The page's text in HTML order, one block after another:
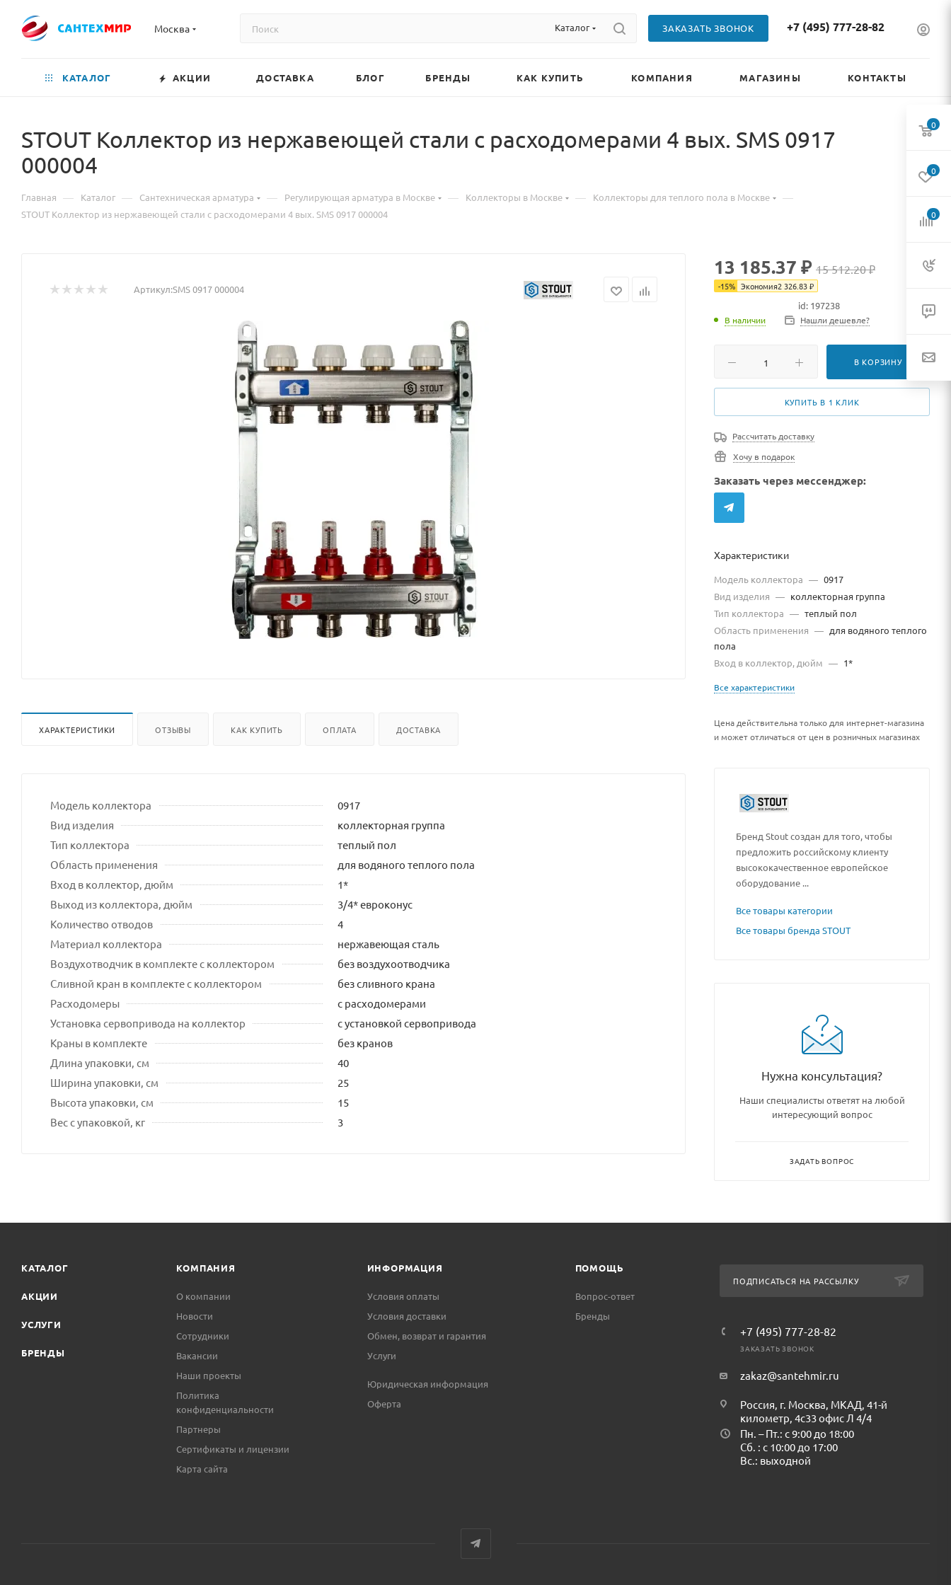
Москва Каталог ЗАКАЗАТЬ ЗВОНОК +7 (495) 777-28-82
КАТАЛОГ АКЦИИ ДОСТАВКА БЛОГ БРЕНДЫ КАК КУПИТЬ КОМПАНИЯ МАГАЗИНЫ КОНТАКТЫ
STOUT Коллектор из нержавеющей стали с расходомерами 4 вых. SMS 0917
000004
Главная — Каталог — Сантехническая арматура — Регулирующая арматура в Москве — Коллекторы в Москве — Коллекторы для теплого пола в Москве —
STOUT Коллектор из нержавеющей стали с расходомерами 4 вых. SMS 0917 000004
Артикул:SMS 0917 000004
ХАРАКТЕРИСТИКИ ОТЗЫВЫ КАК КУПИТЬ ОПЛАТА ДОСТАВКА
Модель коллектора
0917
Вид изделия
коллекторная группа
Тип коллектора
теплый пол
Область применения
для водяного теплого пола
Вход в коллектор, дюйм
1*
Выход из коллектора, дюйм
3/4* евроконус
Количество отводов
4
Материал коллектора
нержавеющая сталь
Воздухотводчик в комплекте с коллектором
без воздухоотводчика
Сливной кран в комплекте с коллектором
без сливного крана
Расходомеры
с расходомерами
Установка сервопривода на коллектор
с установкой сервопривода
Краны в комплекте
без кранов
Длина упаковки, см
40
Ширина упаковки, см
25
Высота упаковки, см
15
Вес с упаковкой, кг
3
13 185.37 ₽ 15 512.20 ₽
-15% Экономия2 326.83₽
id: 197238
В наличии Нашли дешевле?
В КОРЗИНУ
КУПИТЬ В 1 КЛИК
Рассчитать доставку
Хочу в подарок
Заказать через мессенджер:
Характеристики
Модель коллектора — 0917
Вид изделия — коллекторная группа
Тип коллектора — теплый пол
Область применения — для водяного теплого
пола
Вход в коллектор, дюйм — 1*
Все характеристики
Цена действительна только для интернет-магазина
и может отличаться от цен в розничных магазинах
Бренд Stout создан для того, чтобы
предложить российскому клиенту
высококачественное европейское
оборудование ...
Все товары категории
Все товары бренда STOUT
Нужна консультация?
Наши специалисты ответят на любой
интересующий вопрос
ЗАДАТЬ ВОПРОС
КАТАЛОГ
АКЦИИ
УСЛУГИ
БРЕНДЫ
КОМПАНИЯ
О компании
Новости
Сотрудники
Вакансии
Наши проекты
Политика
конфиденциальности
Партнеры
Сертификаты и лицензии
Карта сайта
ИНФОРМАЦИЯ
Условия оплаты
Условия доставки
Обмен, возврат и гарантия
Услуги
Юридическая информация
Оферта
ПОМОЩЬ
Вопрос-ответ
Бренды
ПОДПИСАТЬСЯ НА РАССЫЛКУ
+7 (495) 777-28-82
ЗАКАЗАТЬ ЗВОНОК
zakaz@santehmir.ru
Россия, г. Москва, МКАД, 41-й
километр, 4с33 офис Л 4/4
Пн. – Пт.: с 9:00 до 18:00
Сб. : с 10:00 до 17:00
Вс.: выходной
0
0
0